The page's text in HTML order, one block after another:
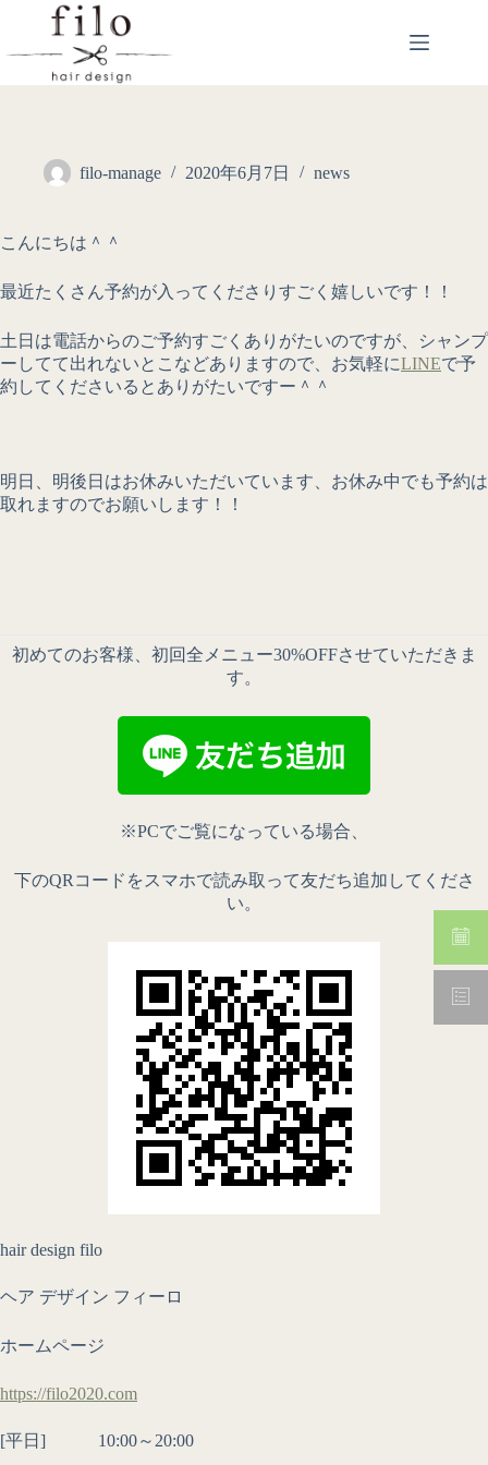
filo-manage 2020年6月7日 news
こんにちは＾＾
最近たくさん予約が入ってくださりすごく嬉しいです！！
土日は電話からのご予約すごくありがたいのですが、シャンプ
ーしてて出れないとこなどありますので、お気軽にLINEで予
約してくださいるとありがたいですー＾＾
明日、明後日はお休みいただいています、お休み中でも予約は
取れますのでお願いします！！
初めてのお客様、初回全メニュー30%OFFさせていただきま
す。
※PCでご覧になっている場合、
下のQRコードをスマホで読み取って友だち追加してくださ
い。
hair design filo
ヘア デザイン フィーロ
ホームページ
https://filo2020.com
[平日] 10:00～20:00